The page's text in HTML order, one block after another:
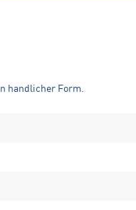
handlicher Form.